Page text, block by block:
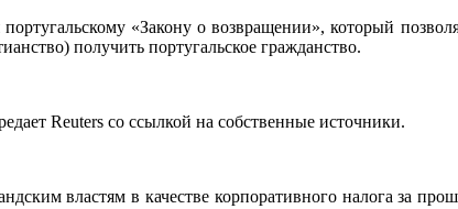
«Закону о возвращении», который
получить португальское гражданство.
Reuters со ссылкой на собственные источники.
властям в качестве корпоративного налога за